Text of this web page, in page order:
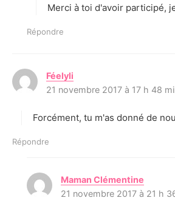
Merci à toi d'avoir participé,
Répondre
Féelyli
i
:
21 novembre 2017 à 17 h 48
Forcément, tu m'as donné de
Répondre
Maman Clémentine
21 novembre 2017 à 21 h